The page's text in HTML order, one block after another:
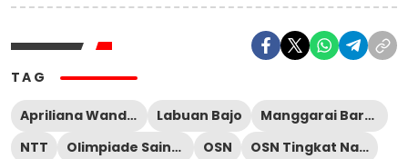
TAG
Apriliana Wandira Labuan Bajo
Manggarai Barat
NTT
Olimpiade Sains Nasional OSN OSN Tingkat Nasional 2024